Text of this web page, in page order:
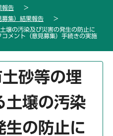
報告
集）結果報告
壌の汚染及び災害の発生の防止に
メント（意見募集）手続きの実施
砂等の埋
土壌の汚染
生の防止に